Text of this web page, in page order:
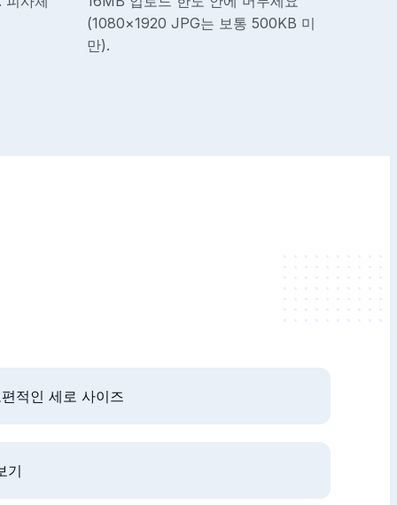
(1080×1920 JPG는 보통 500KB 미
만).
적인 세로 사이즈
기